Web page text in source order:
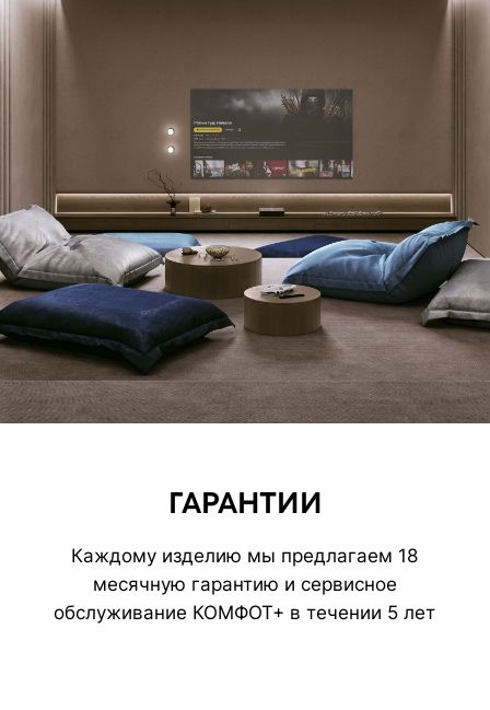
Отправить
Нажимая на кнопку вы соглашаетесьс
политикой обработки данных
ВАМ МОЖЕТ ПОНРАВИТЬСЯ